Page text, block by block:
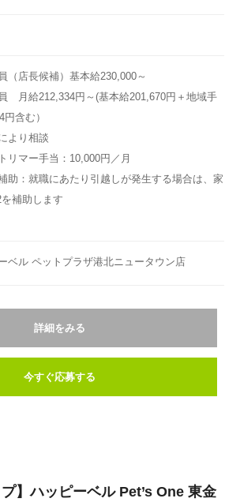
（店長候補）基本給230,000～
月給212,334円～(基本給201,670円＋地域手
円含む）
より相談
リマー手当：10,000円／月
助：就職にあたり引越しが発生する場合は、家
補助します
ベル ペットプラザ港北ニュータウン店
詳細をみる
今すぐ応募する
プ】ハッピーベル Pet’s One 東金